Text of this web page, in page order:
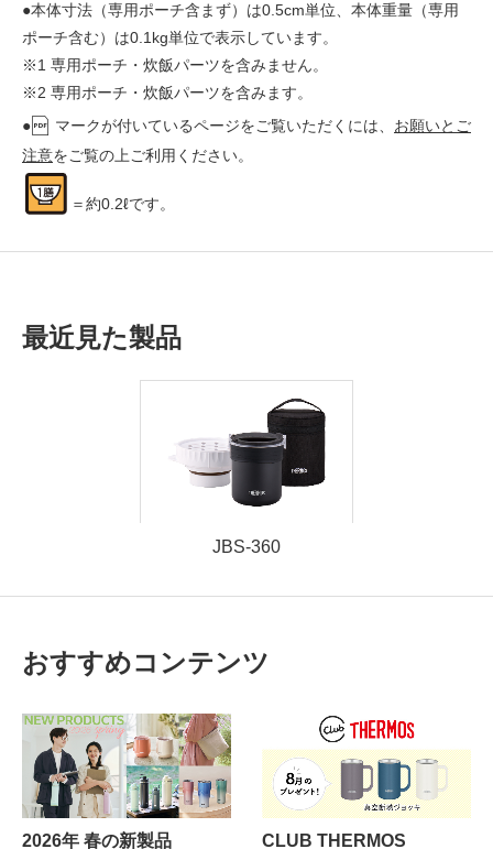
●本体寸法（専用ポーチ含まず）は0.5cm単位、本体重量（専用
ポーチ含む）は0.1kg単位で表示しています。
※1 専用ポーチ・炊飯パーツを含みません。
※2 専用ポーチ・炊飯パーツを含みます。
●
マークが付いているページをご覧いただくには、 お願いとご
注意をご覧の上ご利用ください。
＝約0.2ℓです。
最近見た製品
JBS-360
おすすめコンテンツ
2026年 春の新製品 CLUB THERMOS